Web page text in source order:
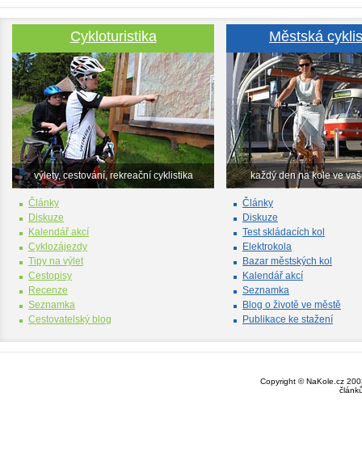
Cykloturistika
výlety, cestování, rekreační cyklistika
Články
Diskuze
Kalendář akcí
Cyklozájezdy
Tipy na výlet
Cestopisy
Recenze
Seznamka
Cestovatelský blog
Městská
každý den na kole ve
Články
Diskuze
Test skládacích kol
Elektrokola
Bazar městských kol
Kalendář akcí
Seznamka
Blog o životě ve městě
Publikace ke stažení
Copyright © NaKole.cz